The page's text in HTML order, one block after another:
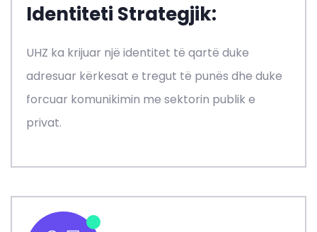
Identiteti Strategjik:
UHZ ka krijuar një identitet të qartë duke
adresuar kërkesat e tregut të punës dhe duke
forcuar komunikimin me sektorin publik e
privat.